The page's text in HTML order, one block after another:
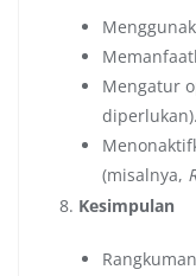
Mengatur
diperlukan).
(misalnya,
Kesimpulan